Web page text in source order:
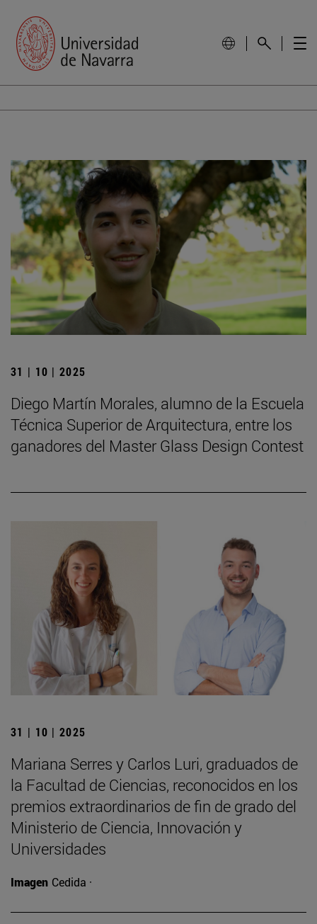
31 | 10 | 2025
Diego Martín Morales, alumno de la Escuela
Técnica Superior de Arquitectura, entre los
ganadores del Master Glass Design Contest
31 | 10 | 2025
Mariana Serres y Carlos Luri, graduados de
la Facultad de Ciencias, reconocidos en los
premios extraordinarios de fin de grado del
Ministerio de Ciencia, Innovación y
Universidades
Imagen Cedida ·